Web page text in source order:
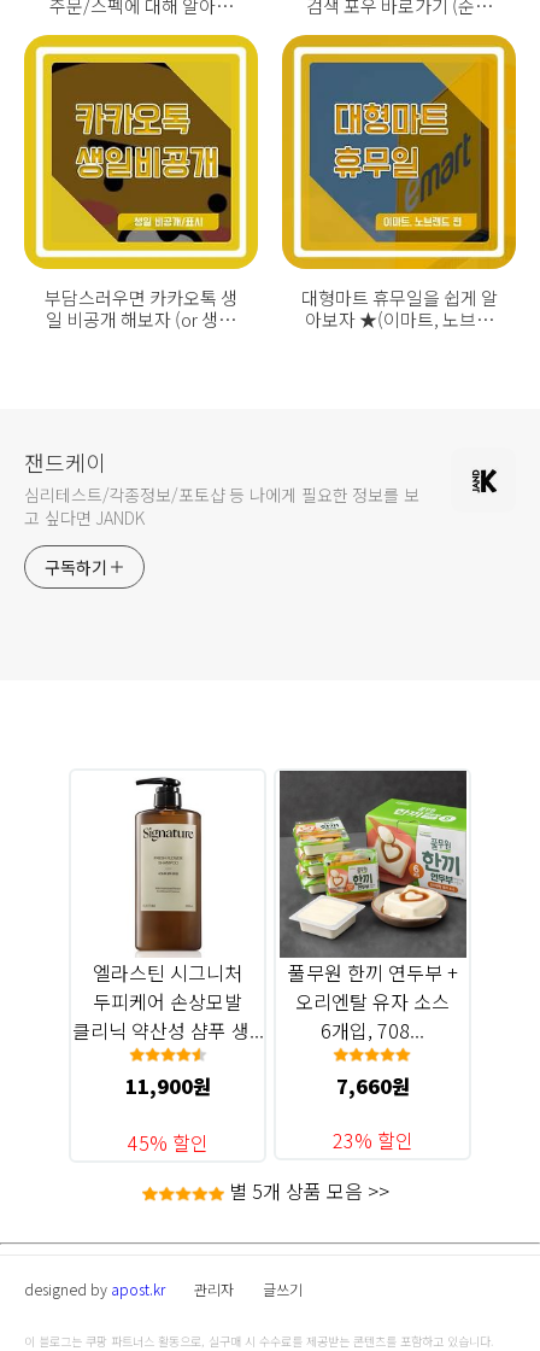
주문/스펙에 대해 알아보
검색 포우 바로가기 (순위
부담스러우면 카카오톡 생
일 비공개 해보자 (or 생일
대형마트 휴무일을 쉽게 알
아보자 ★(이마트, 노브랜
잰드케이
심리테스트/각종정보/포토샵 등 나에게 필요한 정보를 보
고 싶다면 JANDK
구독하기
엘라스틴 시그니처
두피케어 손상모발
클리닉 약산성 샴푸 생...
11,900원
45% 할인
풀무원 한끼 연두부 +
오리엔탈 유자 소스
6개입, 708...
7,660원
23% 할인
별 5개 상품 모음 >>
designed by apost.kr 관리자 글쓰기
이 블로그는 쿠팡 파트너스 활동으로, 실구매 시 수수료를 제공받는 콘텐츠를 포함하고 있습니다.